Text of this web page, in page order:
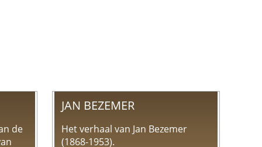
de
JAN BEZEMER
Het verhaal van Jan Bezemer
(1868-1953).